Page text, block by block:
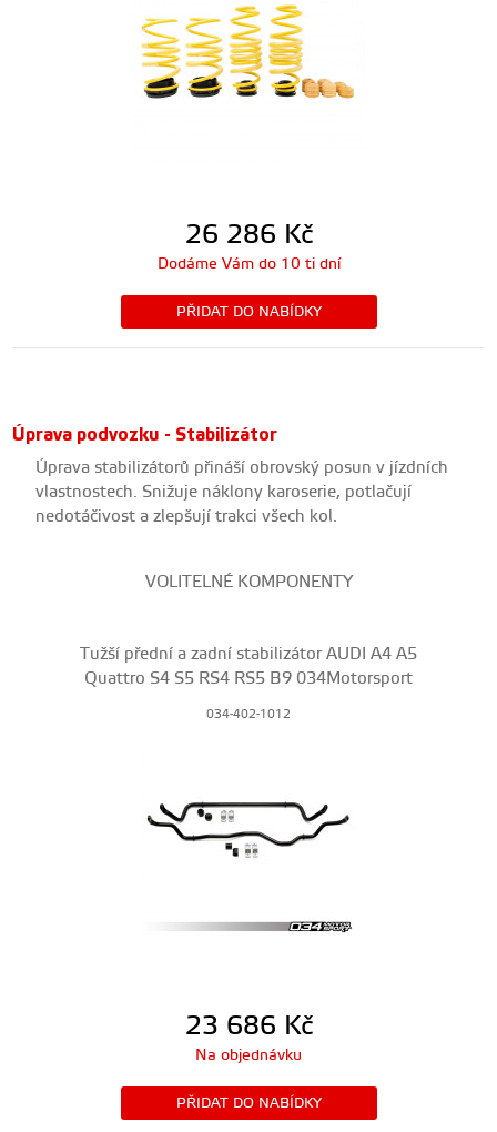
26 286 Kč
Dodáme Vám do 10 ti dní
PŘIDAT DO NABÍDKY
Úprava podvozku - Stabilizátor
Úprava stabilizátorů přináší obrovský posun v jízdních
vlastnostech. Snižuje náklony karoserie, potlačují
nedotáčivost a zlepšují trakci všech kol.
VOLITELNÉ KOMPONENTY
Tužší přední a zadní stabilizátor AUDI A4 A5
Quattro S4 S5 RS4 RS5 B9 034Motorsport
034-402-1012
23 686 Kč
Na objednávku
PŘIDAT DO NABÍDKY